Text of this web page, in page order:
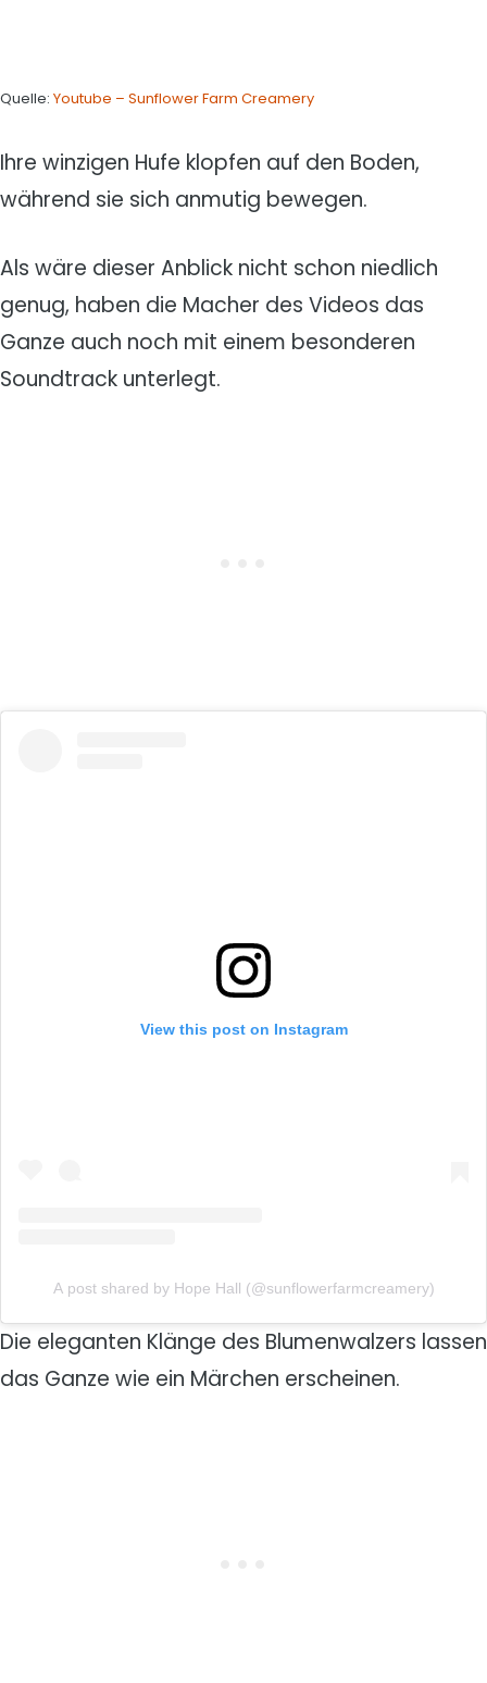
Quelle: Youtube – Sunflower Farm Creamery
Ihre winzigen Hufe klopfen auf den Boden,
während sie sich anmutig bewegen.
Als wäre dieser Anblick nicht schon niedlich
genug, haben die Macher des Videos das
Ganze auch noch mit einem besonderen
Soundtrack unterlegt.
View this post on Instagram
A post shared by Hope Hall (@sunflowerfarmcreamery)
Die eleganten Klänge des Blumenwalzers lassen
das Ganze wie ein Märchen erscheinen.